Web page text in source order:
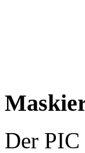
Der